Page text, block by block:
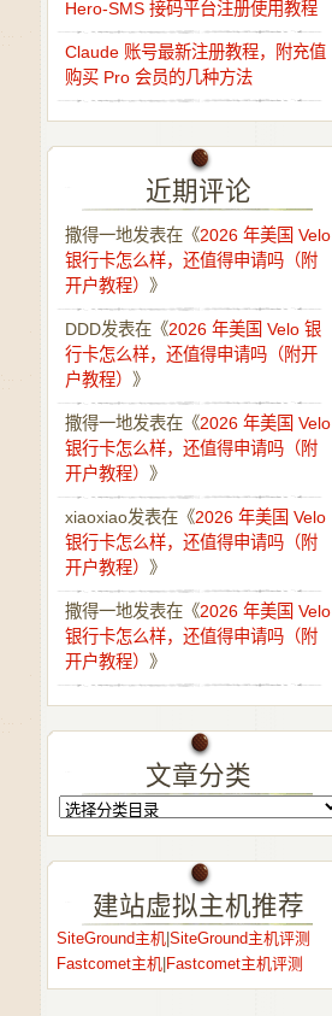
Hero-SMS 接码平台注册使用教程
Claude 账号最新注册教程，附充值
购买 Pro 会员的几种方法
近期评论
撒得一地发表在《2026 年美国 Velo
银行卡怎么样，还值得申请吗（附
开户教程） 》
DDD发表在《2026 年美国 Velo 银
行卡怎么样，还值得申请吗（附开
户教程） 》
撒得一地发表在《2026 年美国 Velo
银行卡怎么样，还值得申请吗（附
开户教程） 》
xiaoxiao发表在《2026 年美国 Velo
银行卡怎么样，还值得申请吗（附
开户教程） 》
撒得一地发表在《2026 年美国 Velo
银行卡怎么样，还值得申请吗（附
开户教程） 》
文章分类
建站虚拟主机推荐
SiteGround主机| SiteGround主机评测
Fastcomet主机| Fastcomet主机评测